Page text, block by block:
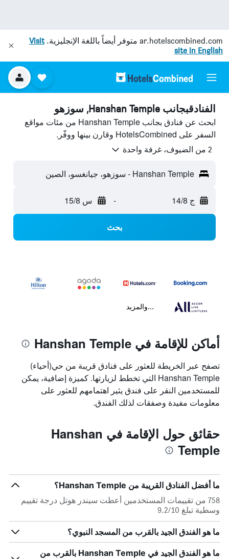
ar.hotelscombined.com متوفر أيضاً باللغة الإنجليزية.Visit
site in English
الفنادقبجانب Hanshan Temple, سوزهو
ابحث عن فنادق بجانب Hanshan Temple من مئات مواقع
السفر على HotelsCombined وقارن بينها ووفّر.
2 من الضيوف، غرفة واحدة
Hanshan Temple - سوزهو، جيانغسو، الصين
ج 14/8 - س 15/8
بحث
...والمزيد
أماكن للإقامة في Hanshan Temple
تصفح عبر الخريطة للعثور على فنادق قريبة من حي(أحياء)
Hanshan Temple التي تخطط لزيارتها. كميزة إضافية، يمكن
للمستخدمين النقر على فندق يثير اهتمامهم للعثور على
معلومات مفيدة وصفقات لذلك الفندق.
حقائق حول الإقامة في Hanshan
Temple
ما أفضل الفنادق القريبة من Hanshan Temple؟
758 من تقييمات المستخدمين أعطت سيندر هوتل درجة تقييم
وسطية تبلغ 9.2/10
ما هو الفندق الجيد بالقرب من المسجد النبوي؟
ما هو الفندق الجيد في Hanshan Temple بالقرب من